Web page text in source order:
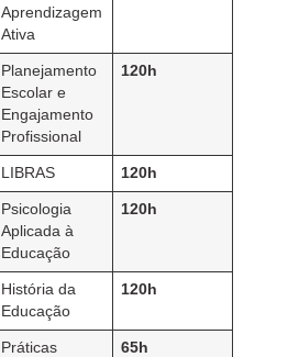
Aprendizagem
Ativa
Planejamento
Escolar e
Engajamento
Profissional
120h
LIBRAS 120h
Psicologia
Aplicada à
Educação
120h
História da
Educação
120h
Práticas
65h